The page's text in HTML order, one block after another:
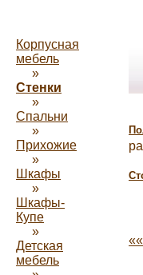
Корпусная
мебель
»
Стенки
»
Спальни
»
Прихожие
»
Шкафы
»
Шкафы-
Купе
»
Детская
мебель